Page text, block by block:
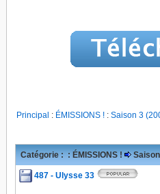
Principal : ÉMISSIONS ! : Saison 3
Catégorie : : ÉMISSIONS !
487 - Ulysse 33